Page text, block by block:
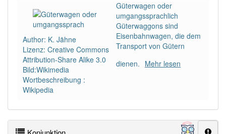
DIE:42Ausnahmen Beispiele
DAS: 198Ausnahmen Beispiele
PowerIndex:
Wörter mit Endung
Author: K. Jähne
Lizenz: Creative Commons
Attribution-Share Alike 3.0
Bild:Wikimedia
Wortbeschreibung :
Wikipedia
Güterwagen oder
umgangssprachlich
Güterwaggons sind
Eisenbahnwagen, die dem
Transport von Gütern
dienen. Mehr lesen